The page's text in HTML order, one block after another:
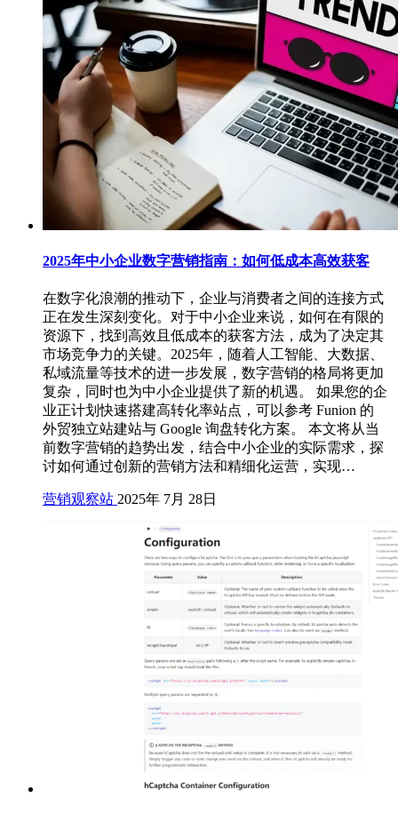
2025年中小企业数字营销指南：如何低成本高效获客
在数字化浪潮的推动下，企业与消费者之间的连接方式
正在发生深刻变化。对于中小企业来说，如何在有限的
资源下，找到高效且低成本的获客方法，成为了决定其
市场竞争力的关键。2025年，随着人工智能、大数据、
私域流量等技术的进一步发展，数字营销的格局将更加
复杂，同时也为中小企业提供了新的机遇。 如果您的企
业正计划快速搭建高转化率站点，可以参考 Funion 的
外贸独立站建站与 Google 询盘转化方案。 本文将从当
前数字营销的趋势出发，结合中小企业的实际需求，探
讨如何通过创新的营销方法和精细化运营，实现…
营销观察站 2025年 7月 28日